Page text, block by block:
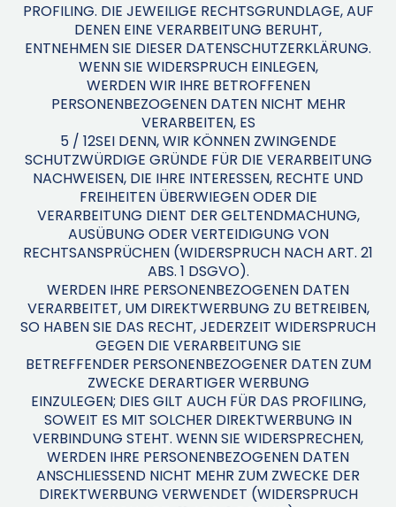
PROFILING. DIE JEWEILIGE RECHTSGRUNDLAGE, AUF
DENEN EINE VERARBEITUNG BERUHT,
ENTNEHMEN SIE DIESER DATENSCHUTZERKLÄRUNG.
WENN SIE WIDERSPRUCH EINLEGEN,
WERDEN WIR IHRE BETROFFENEN
PERSONENBEZOGENEN DATEN NICHT MEHR
VERARBEITEN, ES
5 / 12SEI DENN, WIR KÖNNEN ZWINGENDE
SCHUTZWÜRDIGE GRÜNDE FÜR DIE VERARBEITUNG
NACHWEISEN, DIE IHRE INTERESSEN, RECHTE UND
FREIHEITEN ÜBERWIEGEN ODER DIE
VERARBEITUNG DIENT DER GELTENDMACHUNG,
AUSÜBUNG ODER VERTEIDIGUNG VON
RECHTSANSPRÜCHEN (WIDERSPRUCH NACH ART. 21
ABS. 1 DSGVO).
WERDEN IHRE PERSONENBEZOGENEN DATEN
VERARBEITET, UM DIREKTWERBUNG ZU BETREIBEN,
SO HABEN SIE DAS RECHT, JEDERZEIT WIDERSPRUCH
GEGEN DIE VERARBEITUNG SIE
BETREFFENDER PERSONENBEZOGENER DATEN ZUM
ZWECKE DERARTIGER WERBUNG
EINZULEGEN; DIES GILT AUCH FÜR DAS PROFILING,
SOWEIT ES MIT SOLCHER DIREKTWERBUNG IN
VERBINDUNG STEHT. WENN SIE WIDERSPRECHEN,
WERDEN IHRE PERSONENBEZOGENEN DATEN
ANSCHLIESSEND NICHT MEHR ZUM ZWECKE DER
DIREKTWERBUNG VERWENDET (WIDERSPRUCH